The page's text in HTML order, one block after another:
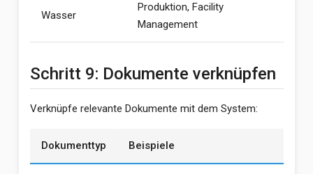
Wasser
Produktion, Facility
Management
Schritt 9: Dokumente verknüpfen
Verknüpfe relevante Dokumente mit dem System:
Dokumenttyp Beispiele